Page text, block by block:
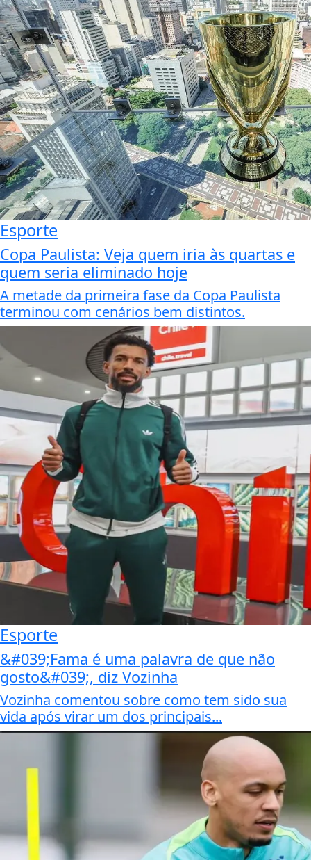
Esporte
Copa Paulista: Veja quem iria às quartas e
quem seria eliminado hoje
A metade da primeira fase da Copa Paulista
terminou com cenários bem distintos.
Esporte
&#039;Fama é uma palavra de que não
gosto&#039;, diz Vozinha
Vozinha comentou sobre como tem sido sua
vida após virar um dos principais...